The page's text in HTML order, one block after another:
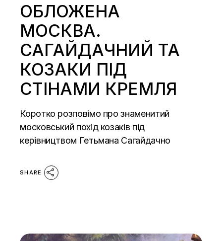
ОБЛОЖЕНА
МОСКВА.
САГАЙДАЧНИЙ ТА
КОЗАКИ ПІД
СТІНАМИ КРЕМЛЯ
Коротко розповімо про знаменитий
московський похід козаків під
керівництвом Гетьмана Сагайдачно
SHARE